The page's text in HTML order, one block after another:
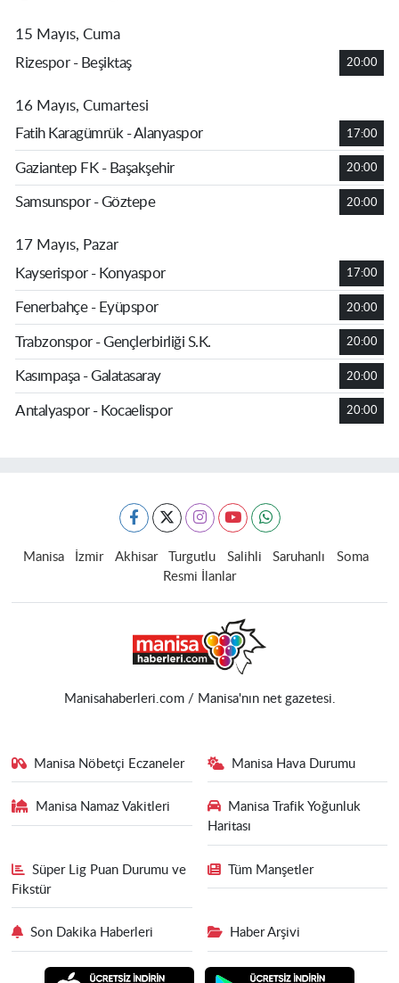
15 Mayıs, Cuma
Rizespor - Beşiktaş
20:00
16 Mayıs, Cumartesi
Fatih Karagümrük - Alanyaspor
17:00
Gaziantep FK - Başakşehir 20:00
Samsunspor - Göztepe 20:00
17 Mayıs, Pazar
Kayserispor - Konyaspor
17:00
Fenerbahçe - Eyüpspor 20:00
Trabzonspor - Gençlerbirliği S.K. 20:00
Kasımpaşa - Galatasaray 20:00
Antalyaspor - Kocaelispor 20:00
Manisa İzmir Akhisar Turgutlu Salihli Saruhanlı
Soma
Resmi İlanlar
Manisahaberleri.com / Manisa'nın net gazetesi.
Manisa Nöbetçi Eczaneler Manisa Hava Durumu
Manisa Namaz Vakitleri
Manisa Trafik Yoğunluk
Haritası
Süper Lig Puan Durumu ve
Fikstür
Tüm Manşetler
Son Dakika Haberleri Haber Arşivi